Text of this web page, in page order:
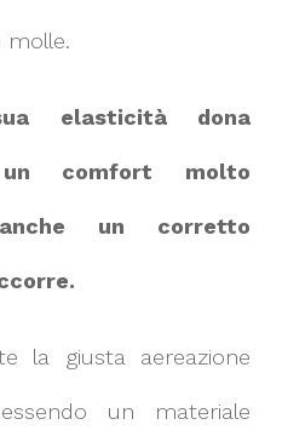
molle.
elasticità dona
un comfort molto
un corretto
la giusta aereazione
un materiale